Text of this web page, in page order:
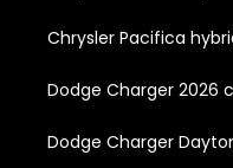
Chrysler Pacifica
Dodge Charger 2026
Dodge Charger